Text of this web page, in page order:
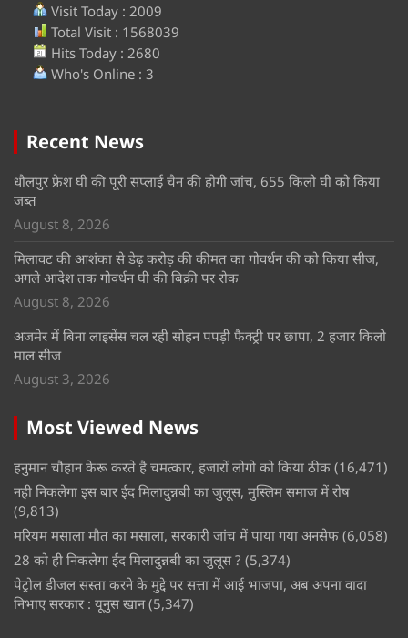
Visit Today : 2009
Total Visit : 1568039
Hits Today : 2680
Who's Online : 3
Recent News
धौलपुर फ्रेश घी की पूरी सप्लाई चैन की होगी जांच, 655 किलो घी को किया
जब्त
August 8, 2026
मिलावट की आशंका से डेढ़ करोड़ की कीमत का गोवर्धन की को किया सीज,
अगले आदेश तक गोवर्धन घी की बिक्री पर रोक
August 8, 2026
अजमेर में बिना लाइसेंस चल रही सोहन पपड़ी फैक्ट्री पर छापा, 2 हजार किलो
माल सीज
August 3, 2026
Most Viewed News
हनुमान चौहान केरू करते है चमत्कार, हजारों लोगो को किया ठीक (16,471)
नही निकलेगा इस बार ईद मिलादुन्नबी का जुलूस, मुस्लिम समाज में रोष
(9,813)
मरियम मसाला मौत का मसाला, सरकारी जांच में पाया गया अनसेफ (6,058)
28 को ही निकलेगा ईद मिलादुन्नबी का जुलूस ? (5,374)
पेट्रोल डीजल सस्ता करने के मुद्दे पर सत्ता में आई भाजपा, अब अपना वादा
निभाए सरकार : यूनुस खान (5,347)